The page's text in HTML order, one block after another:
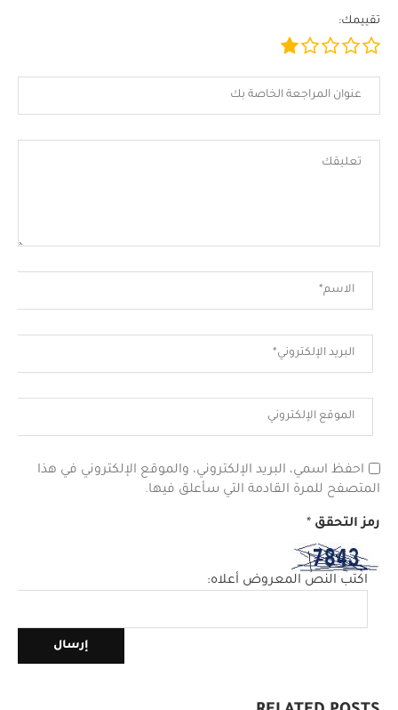
تقييمك:
احفظ اسمي، البريد الإلكتروني، والموقع الإلكتروني في هذا
المتصفح للمرة القادمة التي سأعلق فيها.
رمز التحقق *
اكتب النص المعروض أعلاه: